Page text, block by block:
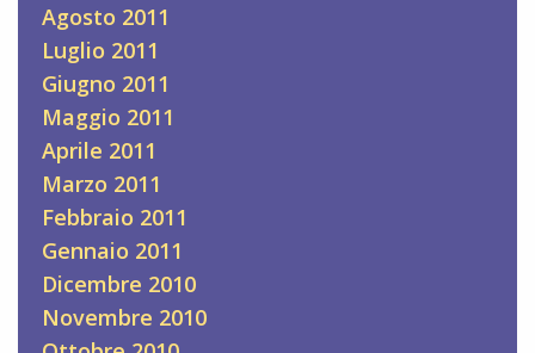
Agosto 2011
Luglio 2011
Giugno 2011
Maggio 2011
Aprile 2011
Marzo 2011
Febbraio 2011
Gennaio 2011
Dicembre 2010
Novembre 2010